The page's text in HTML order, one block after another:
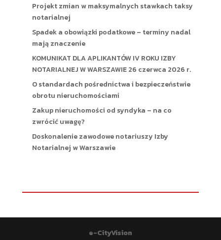
Projekt zmian w maksymalnych stawkach taksy
notarialnej
Spadek a obowiązki podatkowe – terminy nadal
mają znaczenie
KOMUNIKAT DLA APLIKANTÓW IV ROKU IZBY
NOTARIALNEJ W WARSZAWIE 26 czerwca 2026 r.
O standardach pośrednictwa i bezpieczeństwie
obrotu nieruchomościami
Zakup nieruchomości od syndyka – na co
zwrócić uwagę?
Doskonalenie zawodowe notariuszy Izby
Notarialnej w Warszawie
e-CityVision